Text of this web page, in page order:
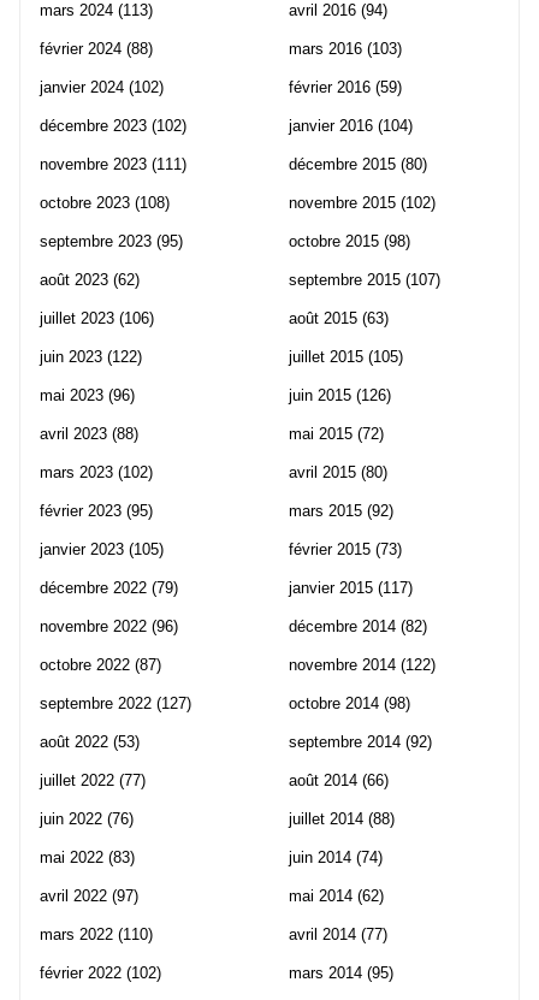
mars 2024 (113)
février 2024 (88)
janvier 2024 (102)
décembre 2023 (102)
novembre 2023 (111)
octobre 2023 (108)
septembre 2023 (95)
août 2023 (62)
juillet 2023 (106)
juin 2023 (122)
mai 2023 (96)
avril 2023 (88)
mars 2023 (102)
février 2023 (95)
janvier 2023 (105)
décembre 2022 (79)
novembre 2022 (96)
octobre 2022 (87)
septembre 2022 (127)
août 2022 (53)
juillet 2022 (77)
juin 2022 (76)
mai 2022 (83)
avril 2022 (97)
mars 2022 (110)
février 2022 (102)
avril 2016 (94)
mars 2016 (103)
février 2016 (59)
janvier 2016 (104)
décembre 2015 (80)
novembre 2015 (102)
octobre 2015 (98)
septembre 2015 (107)
août 2015 (63)
juillet 2015 (105)
juin 2015 (126)
mai 2015 (72)
avril 2015 (80)
mars 2015 (92)
février 2015 (73)
janvier 2015 (117)
décembre 2014 (82)
novembre 2014 (122)
octobre 2014 (98)
septembre 2014 (92)
août 2014 (66)
juillet 2014 (88)
juin 2014 (74)
mai 2014 (62)
avril 2014 (77)
mars 2014 (95)